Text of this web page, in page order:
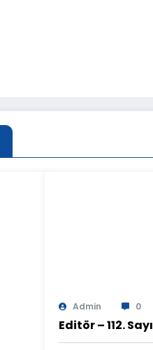
Admin 0
Editör – 112. Sayı